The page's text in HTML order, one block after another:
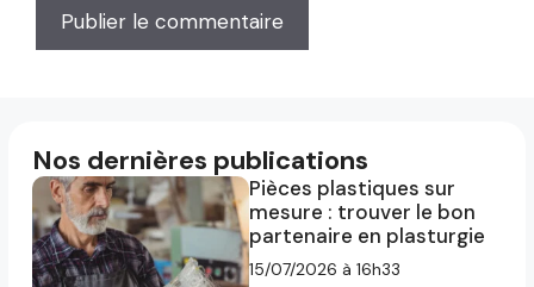
Nos dernières publications
Pièces plastiques sur
mesure : trouver le bon
partenaire en plasturgie
15/07/2026 à 16h33